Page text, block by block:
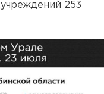
253